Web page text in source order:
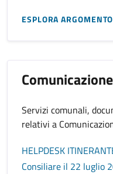
ESPLORA ARGOMENTO
Servizi comunali,
relativi a
HELPDESK
Consiliare il 22 luglio